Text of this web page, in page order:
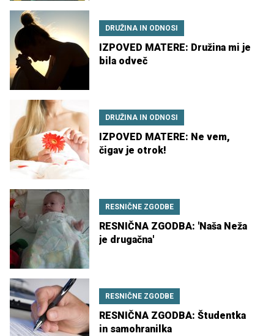
DRUŽINA IN ODNOSI
IZPOVED MATERE: Družina mi je
bila odveč
DRUŽINA IN ODNOSI
IZPOVED MATERE: Ne vem,
čigav je otrok!
RESNIČNE ZGODBE
RESNIČNA ZGODBA: 'Naša Neža
je drugačna'
RESNIČNE ZGODBE
RESNIČNA ZGODBA: Študentka
in samohranilka